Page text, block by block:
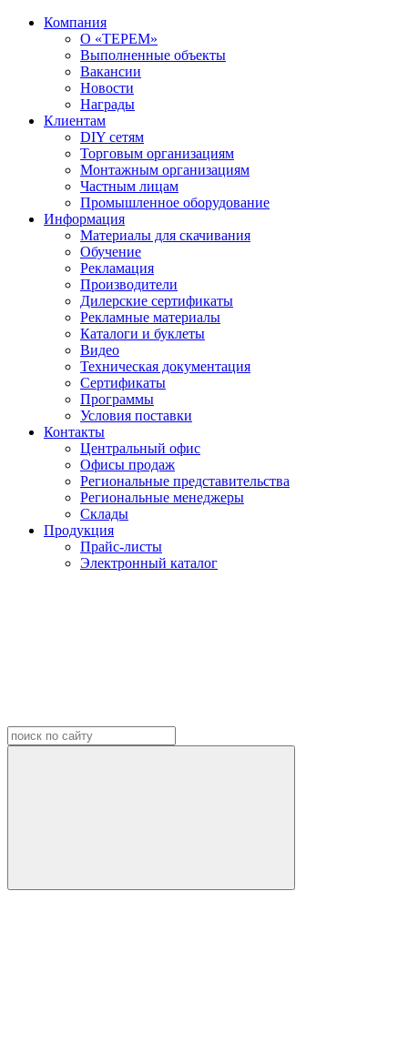
Компания
О «ТЕРЕМ»
Выполненные объекты
Вакансии
Новости
Награды
Клиентам
DIY сетям
Торговым организациям
Монтажным организациям
Частным лицам
Промышленное оборудование
Информация
Материалы для скачивания
Обучение
Рекламация
Производители
Дилерские сертификаты
Рекламные материалы
Каталоги и буклеты
Видео
Техническая документация
Сертификаты
Программы
Условия поставки
Контакты
Центральный офис
Офисы продаж
Региональные представительства
Региональные менеджеры
Склады
Продукция
Прайс-листы
Электронный каталог